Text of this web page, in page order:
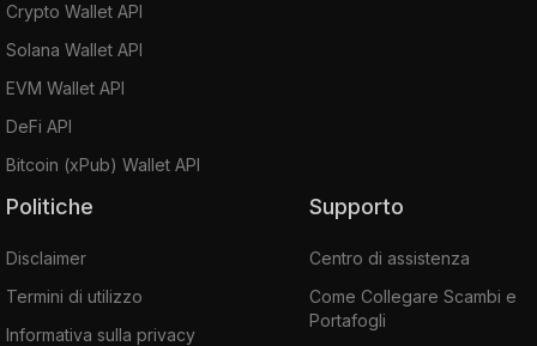
Crypto Wallet API
Solana Wallet API
EVM Wallet API
DeFi API
Bitcoin (xPub) Wallet API
Politiche
Disclaimer
Termini di utilizzo
Informativa sulla privacy
Supporto
Centro di assistenza
Come Collegare Scambi e
Portafogli